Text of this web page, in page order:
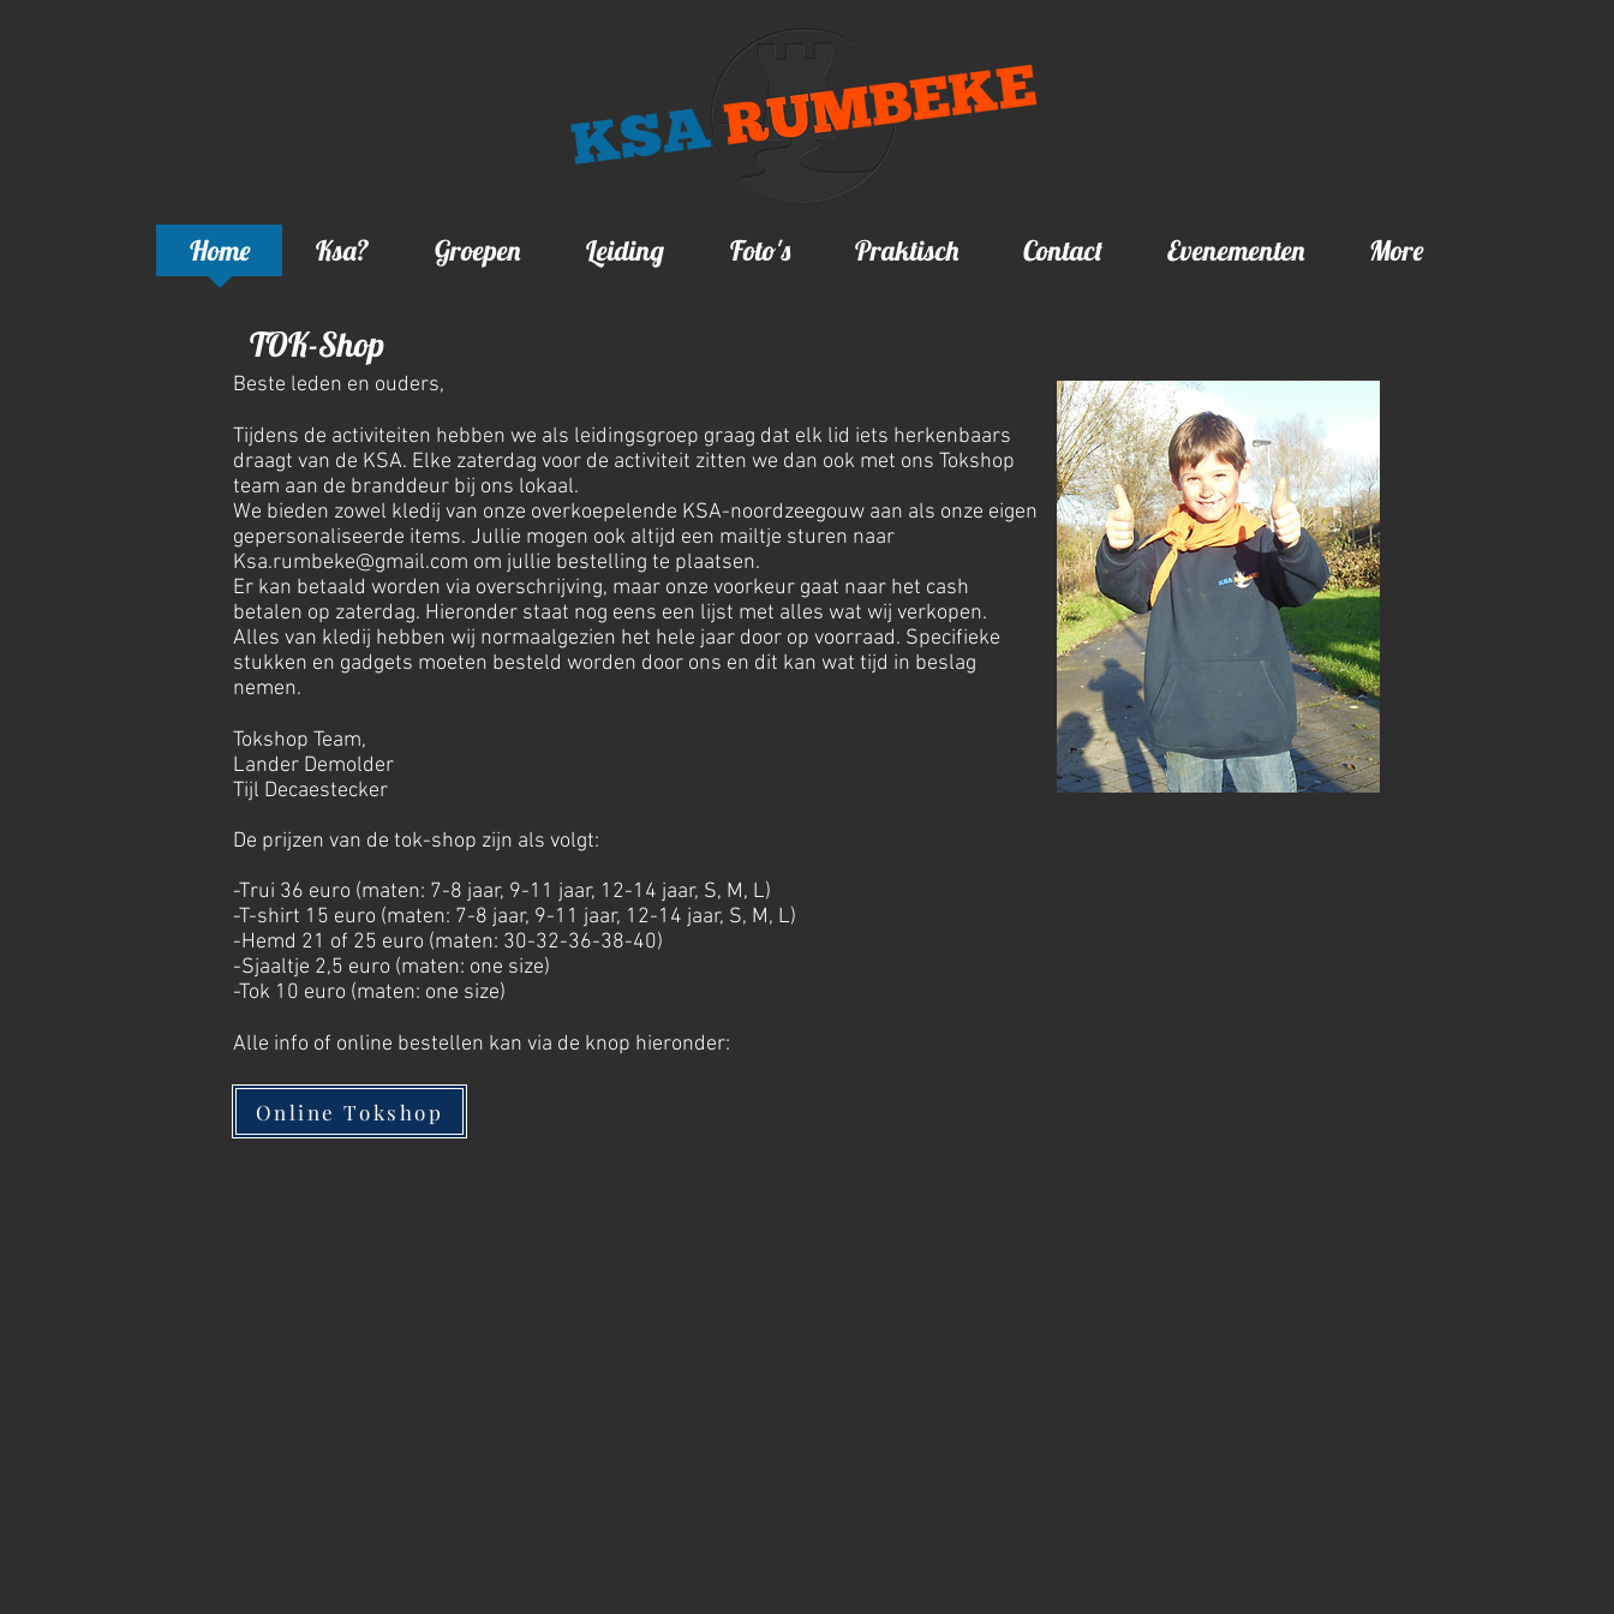
Home Ksa? Groepen Leiding Foto's Praktisch Contact Evenementen More
TOK-Shop
Beste leden en ouders,
Tijdens de activiteiten hebben we als leidingsgroep graag dat elk lid iets herkenbaars
draagt van de KSA. Elke zaterdag voor de activiteit zitten we dan ook met ons Tokshop
team aan de branddeur bij ons lokaal.
We bieden zowel kledij van onze overkoepelende KSA-noordzeegouw aan als onze eigen
gepersonaliseerde items. Jullie mogen ook altijd een mailtje sturen naar
Ksa.rumbeke@gmail.com om jullie bestelling te plaatsen.
Er kan betaald worden via overschrijving, maar onze voorkeur gaat naar het cash
betalen op zaterdag. Hieronder staat nog eens een lijst met alles wat wij verkopen.
Alles van kledij hebben wij normaalgezien het hele jaar door op voorraad. Specifieke
stukken en gadgets moeten besteld worden door ons en dit kan wat tijd in beslag
nemen.
Tokshop Team,
Lander Demolder
Tijl Decaestecker
De prijzen van de tok-shop zijn als volgt:
-Trui 36 euro (maten: 7-8 jaar, 9-11 jaar, 12-14 jaar, S, M, L)
-T-shirt 15 euro (maten: 7-8 jaar, 9-11 jaar, 12-14 jaar, S, M, L)
-Hemd 21 of 25 euro (maten: 30-32-36-38-40)
-Sjaaltje 2,5 euro (maten: one size)
-Tok 10 euro (maten: one size)
Alle info of online bestellen kan via de knop hieronder:
Online Tokshop